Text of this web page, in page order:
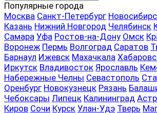
Популярные города
Москва Санкт-Петербург
Казань Нижний Новгород Челябинск
Самара Уфа Ростов-на-Дону Омск
Воронеж Пермь Волгоград Саратов
Барнаул Ижевск Махачкала
Иркутск Владивосток Ярославль
Набережные Челны Севастополь
Оренбург Новокузнецк Рязань
Чебоксары Липецк Калининград
Киров Сочи Курск Улан-Удэ Тверь